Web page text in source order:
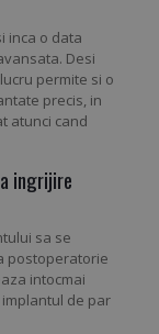
inca o data
Desi
permite si o
precis, in
atunci cand
ingrijire
sa se
postoperatorie
intocmai
de par